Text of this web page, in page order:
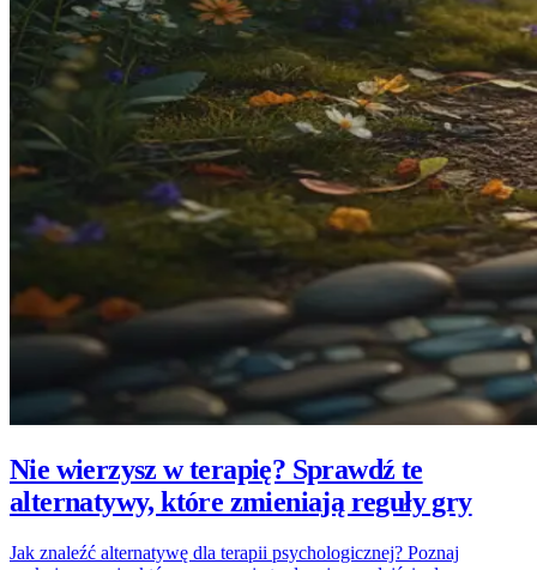
Nie wierzysz w terapię? Sprawdź te
alternatywy, które zmieniają reguły gry
Jak znaleźć alternatywę dla terapii psychologicznej? Poznaj